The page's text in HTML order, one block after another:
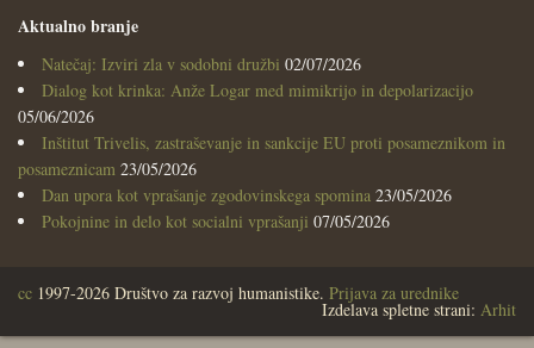
Aktualno branje
Natečaj: Izviri zla v sodobni družbi 02/07/2026
Dialog kot krinka: Anže Logar med mimikrijo in depolarizacijo
05/06/2026
Inštitut Trivelis, zastraševanje in sankcije EU proti posameznikom in
posameznicam 23/05/2026
Dan upora kot vprašanje zgodovinskega spomina 23/05/2026
Pokojnine in delo kot socialni vprašanji 07/05/2026
cc 1997-2026 Društvo za razvoj humanistike. Prijava za urednike
Izdelava spletne strani: Arhit